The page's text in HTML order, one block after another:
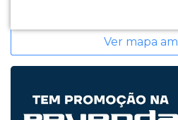
Ver mapa